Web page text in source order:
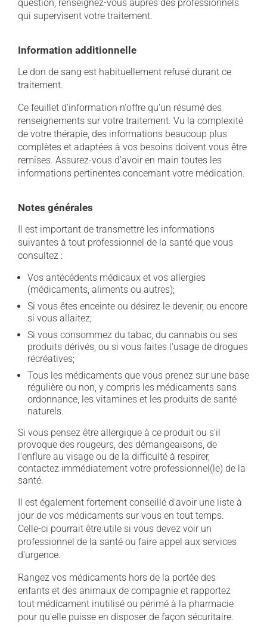
question, renseignez-vous auprès des professionnels
qui supervisent votre traitement.
Information additionnelle
Le don de sang est habituellement refusé durant ce
traitement.
Ce feuillet d'information n'offre qu'un résumé des
renseignements sur votre traitement. Vu la complexité
de votre thérapie, des informations beaucoup plus
complètes et adaptées à vos besoins doivent vous être
remises. Assurez-vous d'avoir en main toutes les
informations pertinentes concernant votre médication.
Notes générales
Il est important de transmettre les informations
suivantes à tout professionnel de la santé que vous
consultez :
Vos antécédents médicaux et vos allergies
(médicaments, aliments ou autres);
Si vous êtes enceinte ou désirez le devenir, ou encore
si vous allaitez;
Si vous consommez du tabac, du cannabis ou ses
produits dérivés, ou si vous faites l'usage de drogues
récréatives;
Tous les médicaments que vous prenez sur une base
régulière ou non, y compris les médicaments sans
ordonnance, les vitamines et les produits de santé
naturels.
Si vous pensez être allergique à ce produit ou s'il
provoque des rougeurs, des démangeaisons, de
l'enflure au visage ou de la difficulté à respirer,
contactez immédiatement votre professionnel(le) de la
santé.
Il est également fortement conseillé d'avoir une liste à
jour de vos médicaments sur vous en tout temps.
Celle-ci pourrait être utile si vous devez voir un
professionnel de la santé ou faire appel aux services
d'urgence.
Rangez vos médicaments hors de la portée des
enfants et des animaux de compagnie et rapportez
tout médicament inutilisé ou périmé à la pharmacie
pour qu'elle puisse en disposer de façon sécuritaire.